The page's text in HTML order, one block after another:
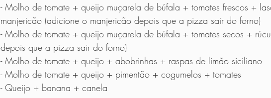
- Molho de tomate + queijo muçarela de búfala + tomates frescos +
manjericão (adicione o manjericão depois que a pizza sair do forno)
- Molho de tomate + queijo muçarela de búfala + tomates secos +
depois que a pizza sair do forno)
- Molho de tomate + queijo + abobrinhas + raspas de limão siciliano
- Molho de tomate + queijo + pimentão + cogumelos + tomates
- Queijo + banana + canela